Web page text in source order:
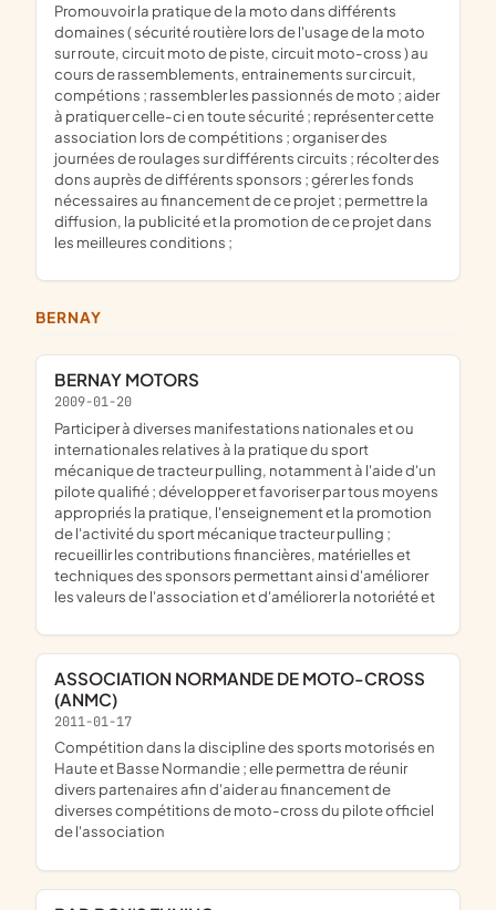
promouvoir la pratique de la moto dans différents
domaines ( sécurité routière lors de l'usage de la moto
sur route, circuit moto de piste, circuit moto-cross ) au
cours de rassemblements, entrainements sur circuit,
compétions ; rassembler les passionnés de moto ; aider
à pratiquer celle-ci en toute sécurité ; représenter cette
association lors de compétitions ; organiser des
journées de roulages sur différents circuits ; récolter des
dons auprès de différents sponsors ; gérer les fonds
nécessaires au financement de ce projet ; permettre la
diffusion, la publicité et la promotion de ce projet dans
les meilleures conditions ;
BERNAY
BERNAY MOTORS
2009-01-20
participer à diverses manifestations nationales et ou
internationales relatives à la pratique du sport
mécanique de tracteur pulling, notamment à l'aide d'un
pilote qualifié ; développer et favoriser par tous moyens
appropriés la pratique, l'enseignement et la promotion
de l'activité du sport mécanique tracteur pulling ;
recueillir les contributions financières, matérielles et
techniques des sponsors permettant ainsi d'améliorer
les valeurs de l'association et d'améliorer la notoriété et
ASSOCIATION NORMANDE DE MOTO-CROSS
(ANMC)
2011-01-17
compétition dans la discipline des sports motorisés en
Haute et Basse Normandie ; elle permettra de réunir
divers partenaires afin d'aider au financement de
diverses compétitions de moto-cross du pilote officiel
de l'association